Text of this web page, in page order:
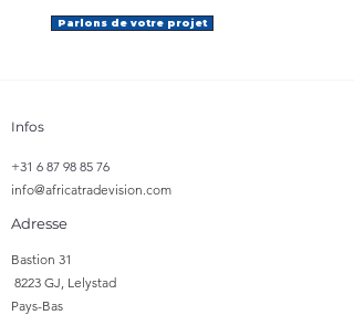
Parlons de votre projet
Infos
+31 6 87 98 85 76
info@africatradevision.com
Adresse
​Bastion 31
8223 GJ, Lelystad
Pays-Bas